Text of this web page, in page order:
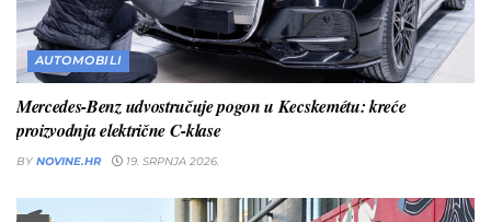
AUTOMOBILI
Mercedes-Benz udvostručuje pogon u Kecskemétu: kreće
proizvodnja električne C-klase
BY NOVINE.HR 19. SRPNJA 2026.